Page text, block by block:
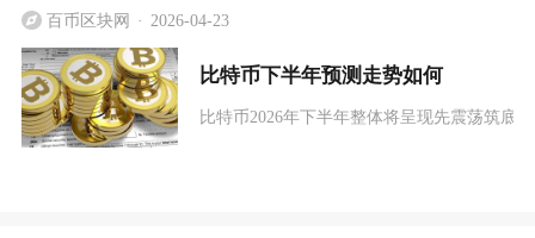
百币区块网 2026-04-23
比特币下半年预测走势如何
比特币2026年下半年整体将呈现先震荡筑底